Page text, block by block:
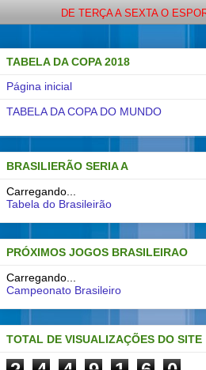
DE TERÇA A SEXTA O ESPORTE
TABELA DA COPA 2018
Página inicial
TABELA DA COPA DO MUNDO
BRASILIERÃO SERIA A
Carregando...
Tabela do Brasileirão
PRÓXIMOS JOGOS BRASILEIRAO
Carregando...
Campeonato Brasileiro
TOTAL DE VISUALIZAÇÕES DO SITE